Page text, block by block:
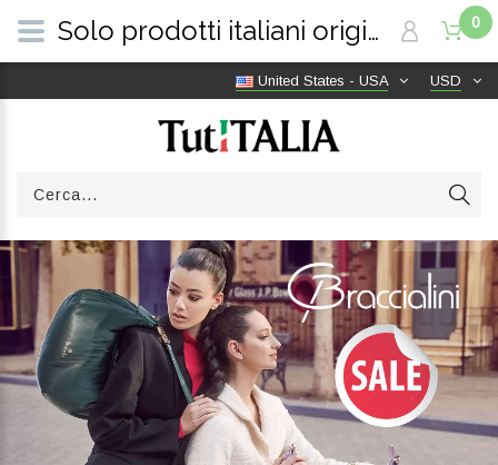
USD
United States - USA
0
Solo prodotti italiani originali | Consegna gratuita in tutto il mondo | TutITALIA